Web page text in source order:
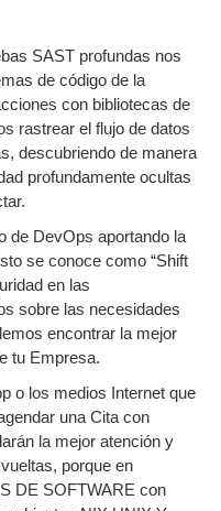
SAST profundas nos
de código de la
con bibliotecas de
rastrear el flujo de datos
descubriendo de manera
profundamente ocultas
de DevOps aportando la
se conoce como “Shift
en las
sobre las necesidades
encontrar la mejor
tu Empresa.
o los medios Internet que
una Cita con
la mejor atención y
porque en
DE SOFTWARE con